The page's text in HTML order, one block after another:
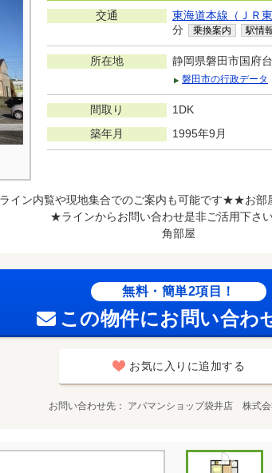
交通 東海道本線（ＪＲ東
分
乗換案内 駅情
所在地 静岡県磐田市国府台
磐田市の行政データ
間取り 1DK
築年月 1995年9月
イン内覧や現地集合でのご案内も可能です★★お部
★ラインからお問い合わせ是非ご活用下さ
角部屋
無料・簡単2項目！
この物件にお問い合わ
お気に入りに追加する
お問い合わせ先 アパマンショップ袋井店 株式会